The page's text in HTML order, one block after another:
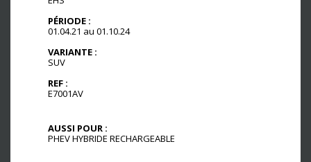
PÉRIODE :
01.04.21 au 01.10.24
VARIANTE :
SUV
REF :
E7001AV
AUSSI POUR :
PHEV HYBRIDE RECHARGEABLE